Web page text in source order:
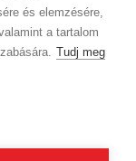
és elemzésére,
a tartalom
Tudj meg